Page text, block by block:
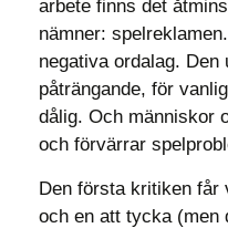
arbete finns det
nämner:
negativa ordalag.
påträngande, för
dålig. Och människor
och förvärrar
Den första kritiken
och en att tycka (men